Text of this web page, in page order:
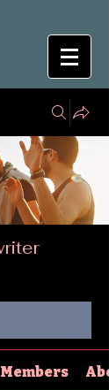
Members